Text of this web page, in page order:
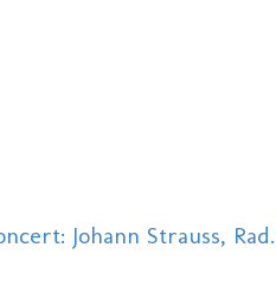
Johann Strauss,